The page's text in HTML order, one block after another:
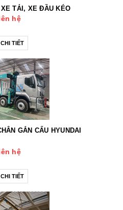
TẢI, XE ĐẦU KÉO
hệ
TIẾT
GẮN CẨU HYUNDAI
hệ
TIẾT